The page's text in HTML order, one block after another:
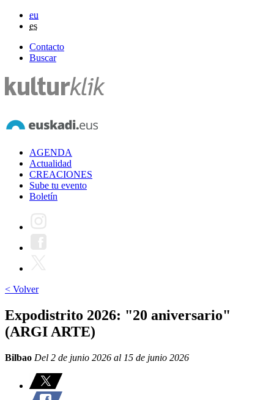
eu
es
Contacto
Buscar
AGENDA
Actualidad
CREACIONES
Sube tu evento
Boletín
< Volver
Expodistrito 2026: "20 aniversario"
(ARGI ARTE)
Bilbao Del 2 de junio 2026 al 15 de junio 2026